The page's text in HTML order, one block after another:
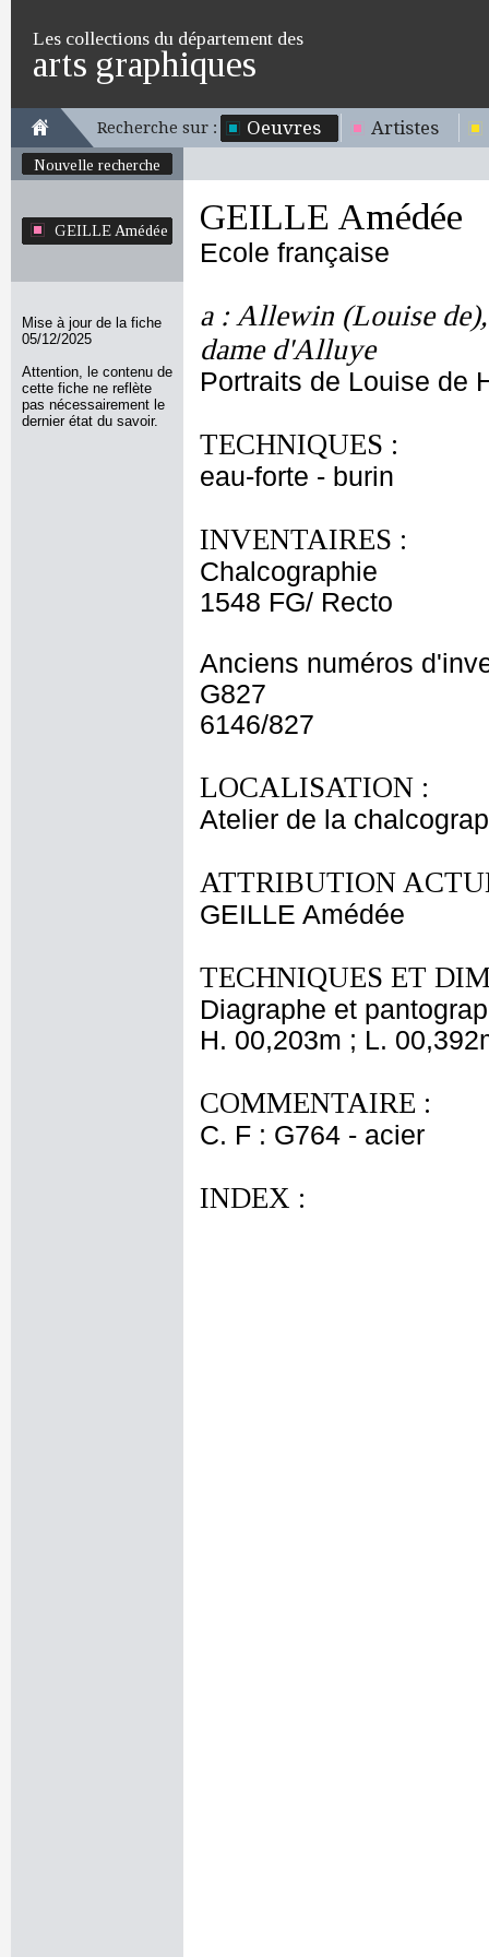
Les collections du département des
arts graphiques
Recherche sur : Oeuvres Artistes
Nouvelle recherche
GEILLE Amédée
Mise à jour de la fiche
05/12/2025
Attention, le contenu de
cette fiche ne reflète
pas nécessairement le
dernier état du savoir.
GEILLE Amédée
Ecole française
a : Allewin (Louise
dame d'Alluye
Portraits de Louise de
TECHNIQUES :
eau-forte - burin
INVENTAIRES :
Chalcographie
1548 FG/ Recto
Anciens numéros
G827
6146/827
LOCALISATION :
Atelier de la
ATTRIBUTION
GEILLE Amédée
TECHNIQUES ET
Diagraphe et
H. 00,203m ; L.
COMMENTAIRE :
C. F : G764 - acier
INDEX :